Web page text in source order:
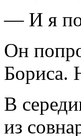
— И я
Он
Бориса.
В
из